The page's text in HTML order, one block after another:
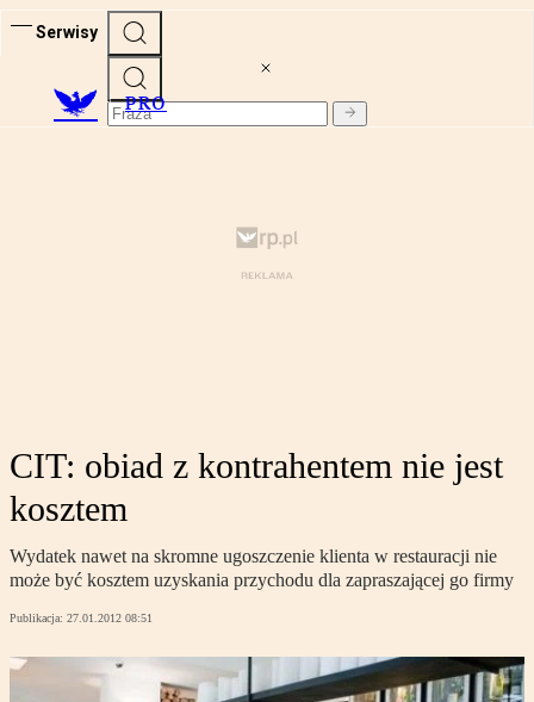
Serwisy
PRO
CIT: obiad z kontrahentem nie jest
kosztem
Wydatek nawet na skromne ugoszczenie klienta w restauracji nie
może być kosztem uzyskania przychodu dla zapraszającej go firmy
Publikacja: 27.01.2012 08:51